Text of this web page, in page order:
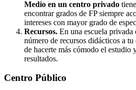
Medio en un centro privado
encontrar grados de FP siempre
intereses con mayor grado de
Recursos. En una escuela privada
número de recursos didácticos a
de hacerte más cómodo el estudio
resultados.
Centro Público